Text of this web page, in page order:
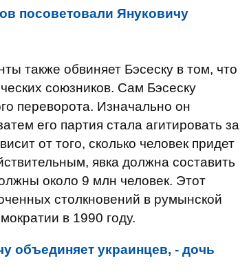
посоветовали Януковичу
также обвиняет Бэсеску в том, что
союзников. Сам Бэсеску
переворота. Изначально он
его партия стала агитировать за
от того, сколько человек придет
явка должна составить
около 9 млн человек. Этот
столкновений в румынской
в 1990 году.
объединяет украинцев, - дочь